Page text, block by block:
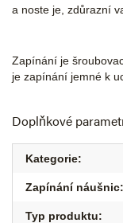
a noste je, zdůrazní
Zapínání je
je zapínání jemné k
Doplňkové
Kategorie:
Zapínání náušnic:
Typ produktu: